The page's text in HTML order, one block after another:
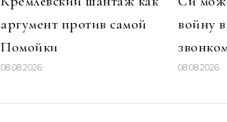
аргумент против самой
Помойки
08.08.2026
войну
08.08.2026